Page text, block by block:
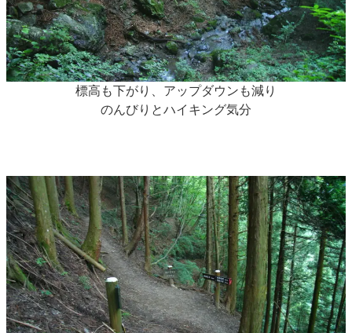
標高も下がり、アップダウンも減り
のんびりとハイキング気分